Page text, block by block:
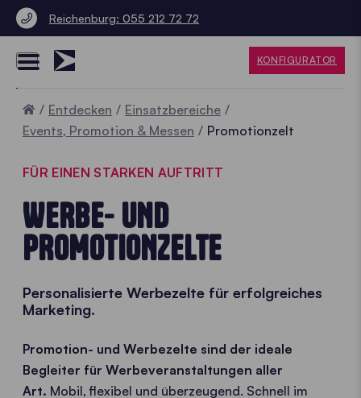
Reichenburg: 055 212 72 72
KONFIGURATOR
Home
Entdecken
Einsatzbereiche
Events, Promotion & Messen
Promotionzelt
FÜR EINEN STARKEN AUFTRITT
WERBE- UND
PROMOTIONZELTE
Personalisierte Werbezelte für erfolgreiches
Marketing.
Promotion- und Werbezelte sind der ideale
Begleiter für Werbeveranstaltungen aller
Art. Mobil, flexibel und überzeugend. Schnell im